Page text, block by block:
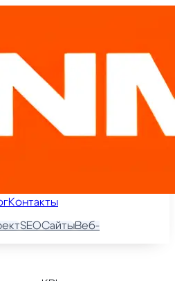
Контакты
SEOСайтыВеб-